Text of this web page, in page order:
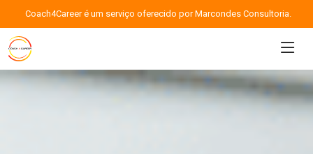
Coach4Career é um serviço oferecido por Marcondes Consultoria.